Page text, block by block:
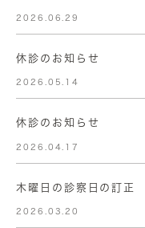
2026.06.29
休診のお知らせ
2026.05.14
休診のお知らせ
2026.04.17
木曜日の診察日の訂正
2026.03.20